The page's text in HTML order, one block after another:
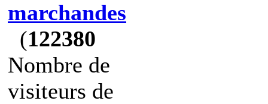
marchandes
(122380
Nombre de
visiteurs de